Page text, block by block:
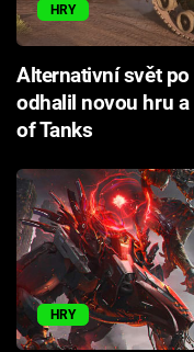
HRY
Alternativní svět
odhalil novou hru
of Tanks
HRY